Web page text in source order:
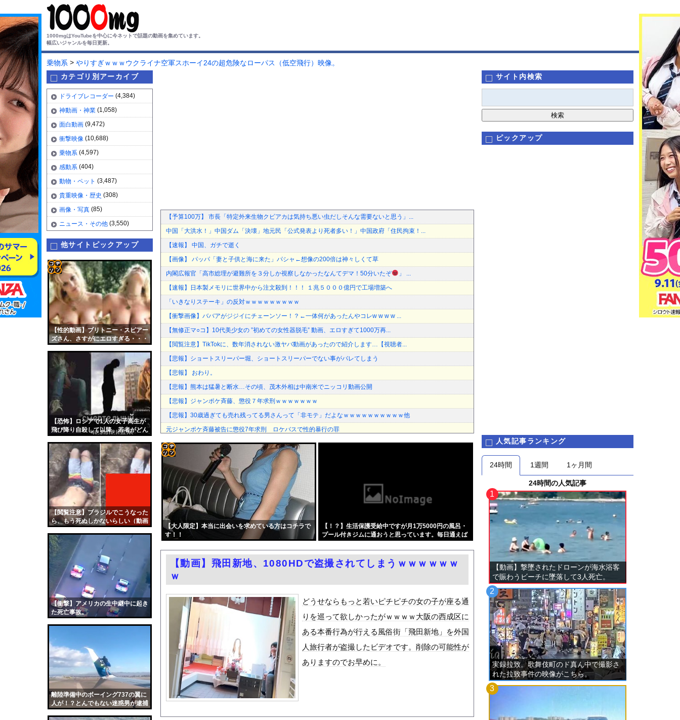
1000mgはYouTubeを中心に今ネットで話題の動画を集めています。
幅広いジャンルを毎日更新。
乗物系 > やりすぎｗｗｗウクライナ空軍スホーイ24の超危険なローパス（低空飛行）映像。
カテゴリ別アーカイブ
ドライブレコーダー (4,384)
神動画・神業 (1,058)
面白動画 (9,472)
衝撃映像 (10,688)
乗物系 (4,597)
感動系 (404)
動物・ペット (3,487)
貴重映像・歴史 (308)
画像・写真 (85)
ニュース・その他 (3,550)
他サイトピックアップ
【性的動画】ブリトニー・スピアー
ズさん、さすがにエロすぎる・・・
【恐怖】ロシアで1人の女子高生が
飛び降り自殺して以降、若者がどん
【閲覧注意】ブラジルでこうなった
ら、もう死ぬしかないらしい（動画
【衝撃】アメリカの生中継中に起き
た死亡事故。
離陸準備中のボーイング737の翼に
人が！？とんでもない迷惑男が逮捕
コテ
リン
- 固
定リ
ンク
自動
更新
ツー
【予算100万】 市長「特定外来生物クビアカは気持ち悪い虫だしそんな需要ないと思う」...
中国「大洪水！」中国ダム「決壊」地元民「公式発表より死者多い！」中国政府「住民拘束！...
【速報】 中国、ガチで逝く
【画像】 パッパ「妻と子供と海に来た」パシャ←想像の200倍は神々しくて草
内閣広報官「高市総理が避難所を３分しか視察しなかったなんてデマ！50分いたぞ
」 ...
【速報】日本製メモリに世界中から注文殺到！！！ １兆５０００億円で工場増築へ
「いきなりステーキ」の反対ｗｗｗｗｗｗｗｗｗ
【衝撃画像】ババアがジジイにチェーンソー！？←一体何があったんやコレw w w w ...
【無修正マ○コ】10代美少女の ”初めての女性器脱毛” 動画、エロすぎて1000万再...
【閲覧注意】TikTokに、数年消されない激ヤバ動画があったので紹介します…【視聴者...
【悲報】ショートスリーパー堀、ショートスリーパーでない事がバレてしまう
【悲報】 おわり。
【悲報】熊本は猛暑と断水…その頃、茂木外相は中南米でニッコリ動画公開
【悲報】ジャンポケ斉藤、懲役７年求刑ｗｗｗｗｗｗｗ
【悲報】30歳過ぎても売れ残ってる男さんって「非モテ」だよなｗｗｗｗｗｗｗｗｗｗ他
元ジャンポケ斉藤被告に懲役7年求刑 ロケバスで性的暴行の罪
【動画】新型のさすまた、限界突破ｗｗｗｗｗｗ
川名凛、写真集！アンジュルムメンバー、小ぶりなエロおっぱい最高！
【朗報】中華アニメ、やっぱ日本の後追いだった
スカートの中が凄いことになってるフリーグラドルTsumu
【画像】週刊少年ジャンプさん ついに100万部を割ってしまう。何故ジャンプは読まれな...
ロシア戦車工場が攻撃されないのは、ウクライナ側が標的優先順位は低いとは判断か？！
格安電気代のためにインフラ投資を怠った韓国、朝鮮半島全域を猛暑が直撃してしまった結果...
【悲報】食用コオロギの会社、インターネットのデマのせいで倒産・・・
アメリカ「日本の円安ヤバくね？アジア経済に影響出るし。」
中国「大洪水！」中国ダム「決壊」地元民「公式発表より死者多い！」中国政府「住民拘束！...
【新宿強盗未遂】18歳の在日中国人、クマよけスプレー強盗指示の疑いで逮捕 → なお、...
ホンダ、営業利益5307億円で過去最高を記録
人生に疲れたから台湾を一周してきた
韓国国会、サッカー前代表監督を追及「なぜ負けたのか」
日本旅行キャンセルすべきか…1万年ぶり史上最大級の火山の兆し＝韓国の反応
うちのネコが目の前にいた。私が上に物を投げるフリをする → 猫はこうなります…
【衝撃画像】ババアがジジイにチェーンソー！？←一体何があったんやコレw w w w ...
みんなは職場のBBQなに持ってけば嬉しい？
【大人限定】本当に出会いを求めている方はコチラで
す！！
【！？】生活保護受給中ですが月1万5000円の風呂・
プール付きジムに通おうと思っています。毎日通えば
ありますか？←これw w w w w w w w
コテ
リン
- 固
定リ
ンク
自動
更新
【動画】飛田新地、1080HDで盗撮されてしまうｗｗｗｗｗｗ
ｗ
どうせならもっと若いピチピチの女の子が座る通
りを巡って欲しかったがｗｗｗｗ大阪の西成区に
ある本番行為が行える風俗街「飛田新地」を外国
人旅行者が盗撮したビデオです。削除の可能性が
ありますのでお早めに。
サイト内検索
ピックアップ
人気記事ランキング
24時間 1週間 1ヶ月間
24時間の人気記事
【動画】撃墜されたドローンが海水浴客
で賑わうビーチに墜落して3人死亡。
実録拉致。歌舞伎町のド真ん中で撮影さ
れた拉致事件の映像がこちら。